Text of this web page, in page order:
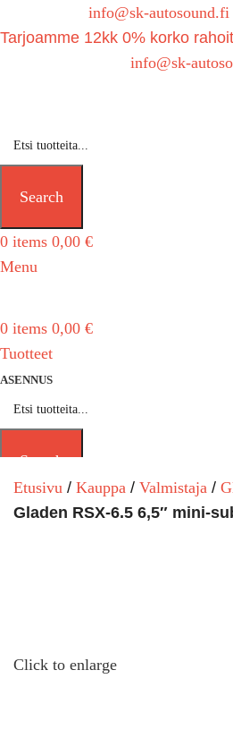
info@sk-autosound.fi
Tarjoamme 12kk 0% korko
info@sk-
Search
0 items 0,00 €
Menu
0 items 0,00 €
Tuotteet
ASENNUS
Search
Etusivu
Kauppa Valmistaja
Gladen RSX-6.5 6,5″ mini-
Click to enlarge